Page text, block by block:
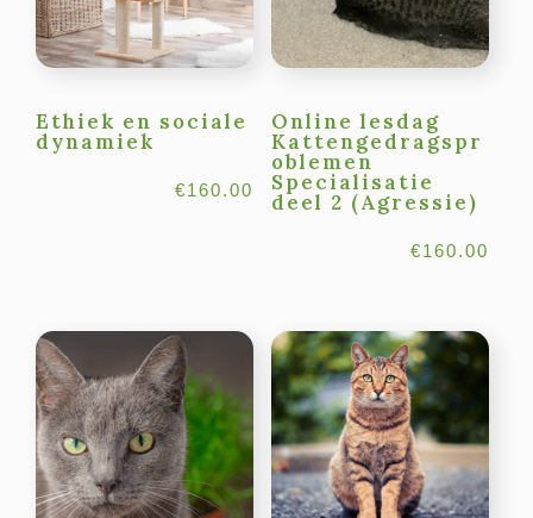
Ethiek en sociale
dynamiek
€160.00
Online lesdag
Kattengedragspr
oblemen
Specialisatie
deel 2 (Agressie)
€160.00